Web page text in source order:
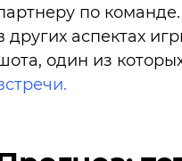
по
других аспектах
один из